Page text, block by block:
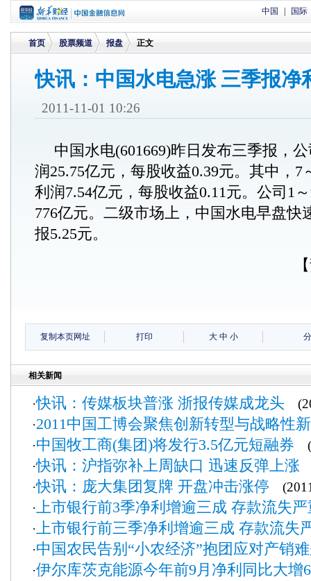
中国 国际
首页
>
股票频道
>
报盘
>
正文
快讯：中国水电急涨 三季报净
2011-11-01 10:26
中国水电(601669)昨日发布三季报，
润25.75亿元，每股收益0.39元。其中，7
利润7.54亿元，每股收益0.11元。公司1
776亿元。二级市场上，中国水电早盘快
报5.25元。
复制本页网址 打印 大 中 小
相关新闻
·快讯：传媒板块普涨 浙报传媒成龙头
·2011中国工博会聚焦创新转型与战略性
·中国牧工商(集团)将发行3.5亿元短融券
·快讯：沪指弥补上周缺口 迅速反弹上涨
·快讯：庞大集团复牌 开盘冲击涨停
·上市银行前3季净利增逾三成 存款流失严
·上市银行前三季净利增逾三成 存款流失
·中国农民告别“小农经济”抱团应对产销
·伊尔库茨克能源今年前9月净利同比大增